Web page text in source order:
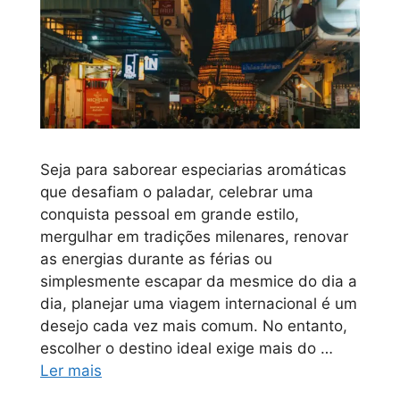
Seja para saborear especiarias aromáticas
que desafiam o paladar, celebrar uma
conquista pessoal em grande estilo,
mergulhar em tradições milenares, renovar
as energias durante as férias ou
simplesmente escapar da mesmice do dia a
dia, planejar uma viagem internacional é um
desejo cada vez mais comum. No entanto,
escolher o destino ideal exige mais do …
Ler mais